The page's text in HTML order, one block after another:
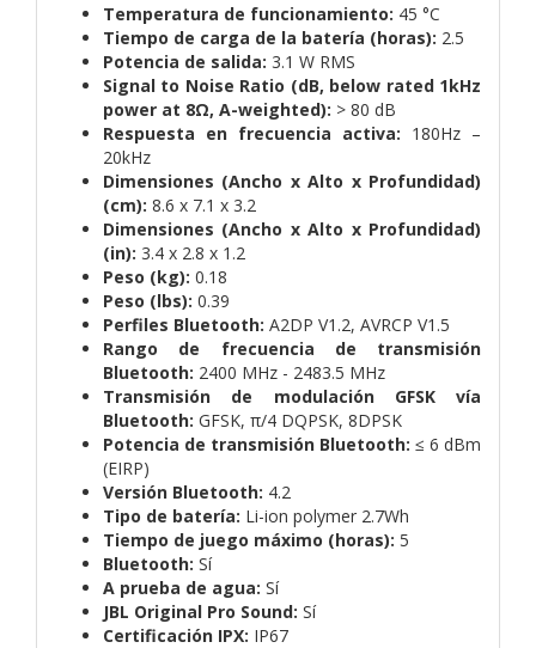
Temperatura de funcionamiento: 45 °C
Tiempo de carga de la batería (horas): 2.5
Potencia de salida: 3.1 W RMS
Signal to Noise Ratio (dB, below rated 1kHz
power at 8Ω, A-weighted): > 80 dB
Respuesta en frecuencia activa: 180Hz –
20kHz
Dimensiones (Ancho x Alto x Profundidad)
(cm): 8.6 x 7.1 x 3.2
Dimensiones (Ancho x Alto x Profundidad)
(in): 3.4 x 2.8 x 1.2
Peso (kg): 0.18
Peso (lbs): 0.39
Perfiles Bluetooth: A2DP V1.2, AVRCP V1.5
Rango de frecuencia de transmisión
Bluetooth: 2400 MHz - 2483.5 MHz
Transmisión de modulación GFSK vía
Bluetooth: GFSK, π/4 DQPSK, 8DPSK
Potencia de transmisión Bluetooth: ≤ 6 dBm
(EIRP)
Versión Bluetooth: 4.2
Tipo de batería: Li-ion polymer 2.7Wh
Tiempo de juego máximo (horas): 5
Bluetooth: Sí
A prueba de agua: Sí
JBL Original Pro Sound: Sí
Certificación IPX: IP67